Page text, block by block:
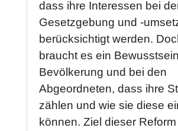
dass ihre Interessen bei
Gesetzgebung und -
berücksichtigt werden.
braucht es ein
Bevölkerung und bei den
Abgeordneten, dass ihre
zählen und wie sie diese
können. Ziel dieser